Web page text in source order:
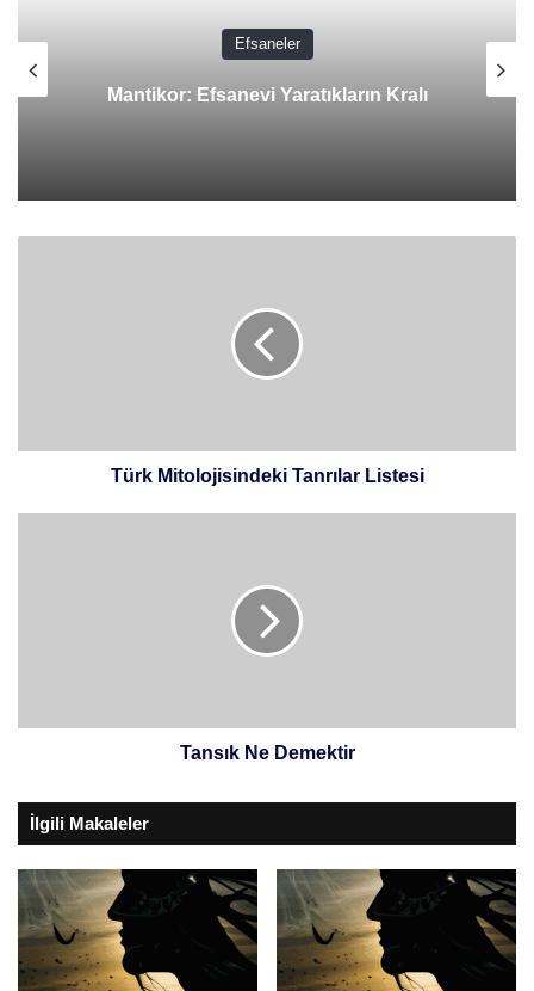
Efsaneler
Mantikor: Efsanevi Yaratıkların Kralı
Türk Mitolojisindeki Tanrılar Listesi
Tansık Ne Demektir
İlgili Makaleler